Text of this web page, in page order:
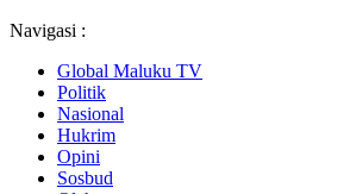
Navigasi :
Global Maluku TV
Politik
Nasional
Hukrim
Opini
Sosbud